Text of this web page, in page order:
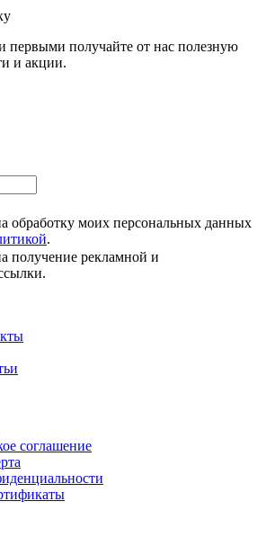
первыми получайте от нас полезную
и акции.
обработку моих персональных данных
.
получение рекламной и
соглашение